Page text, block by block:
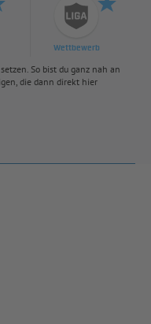
Wettbewerb
So bist du ganz nah an
die dann direkt hier